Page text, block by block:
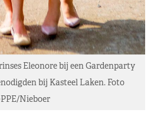
Eleonore bij een Gardenparty
bij Kasteel Laken. Foto
Nieboer